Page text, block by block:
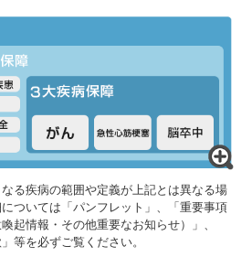
3.2
1.8
1.1
（2023）患者調査の概況」を基に筆者作成
とは、調査期間中の退院患者について病
のときの入院期間を単純に平均化したも
る疾病の範囲や定義が上記とは異なる場
ついては「パンフレット」、「重要事項
起情報・その他重要なお知らせ）」、
等を必ずご覧ください。